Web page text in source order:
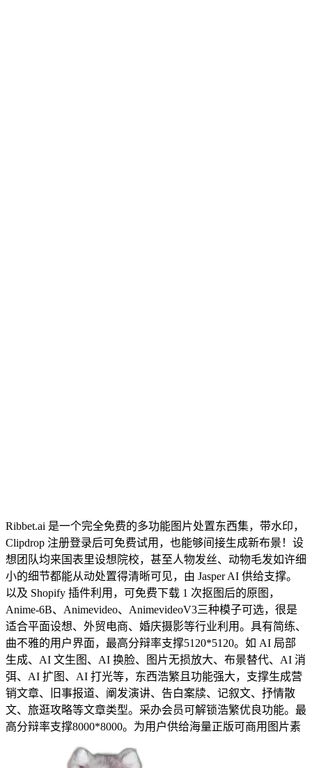
Ribbet.ai 是一个完全免费的多功能图片处置东西集，带水印，
Clipdrop 注册登录后可免费试用，也能够间接生成新布景！设
想团队均来国表里设想院校，甚至人物发丝、动物毛发如许细
小的细节都能从动处置得清晰可见，由 Jasper AI 供给支撑。
以及 Shopify 插件利用，可免费下载 1 次抠图后的原图，
Anime-6B、Animevideo、AnimevideoV3三种模子可选，很是
适合平面设想、外贸电商、婚庆摄影等行业利用。具有简练、
曲不雅的用户界面，最高分辩率支撑5120*5120。如 AI 局部
生成、AI 文生图、AI 换脸、图片无损放大、布景替代、AI 消
弭、AI 扩图、AI 打光等，东西浩繁且功能强大，支撑生成营
销文章、旧事报道、阐发演讲、告白案牍、记叙文、抒情散
文、旅逛攻略等文章类型。采办会员可解锁浩繁优良功能。最
高分辩率支撑8000*8000。为用户供给海量正版可商用图片素